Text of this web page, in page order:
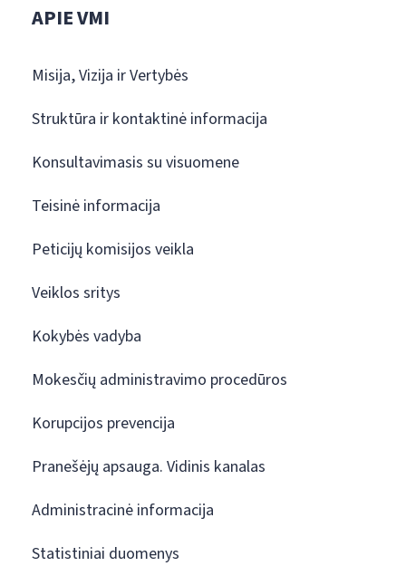
APIE VMI
Misija, Vizija ir Vertybės
Struktūra ir kontaktinė informacija
Konsultavimasis su visuomene
Teisinė informacija
Peticijų komisijos veikla
Veiklos sritys
Kokybės vadyba
Mokesčių administravimo procedūros
Korupcijos prevencija
Pranešėjų apsauga. Vidinis kanalas
Administracinė informacija
Statistiniai duomenys